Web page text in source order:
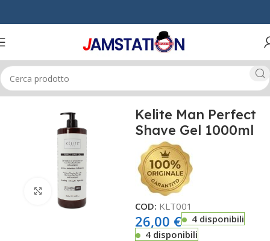
Home UOMO PRODOTTI BARBA
Click to enlarge
Kelite Man Perfect
Shave Gel 1000ml
COD: KLT001
26,00 €
4 disponibili
4 disponibili